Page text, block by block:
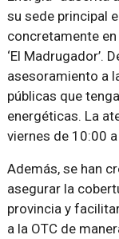
su sede principal
concretamente
‘El Madrugador’.
asesoramiento a
públicas que
energéticas. La
viernes de 10:00
Además, se han
asegurar la
provincia y
a la OTC de